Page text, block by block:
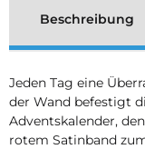
Beschreibung
Jeden Tag eine
der Wand befestigt
Adventskalender,
rotem Satinband